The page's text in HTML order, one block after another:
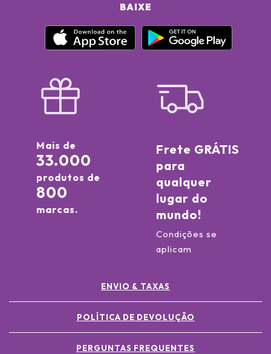
BAIXE
Mais de
33.000
produtos de
800
marcas.
Frete GRÁTIS
para
qualquer
lugar do
mundo!
Condições se
aplicam
ENVIO & TAXAS
POLÍTICA DE DEVOLUÇÃO
PERGUNTAS FREQUENTES